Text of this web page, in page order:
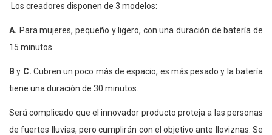
Los creadores disponen de 3 modelos:
A. Para mujeres, pequeño y ligero, con una duración de batería de
15 minutos.
By C. Cubren un poco más de espacio, es más pesado y la batería
tiene una duración de 30 minutos.
Será complicado que el innovador producto proteja a las personas
de fuertes lluvias, pero cumplirán con el objetivo ante lloviznas. Se